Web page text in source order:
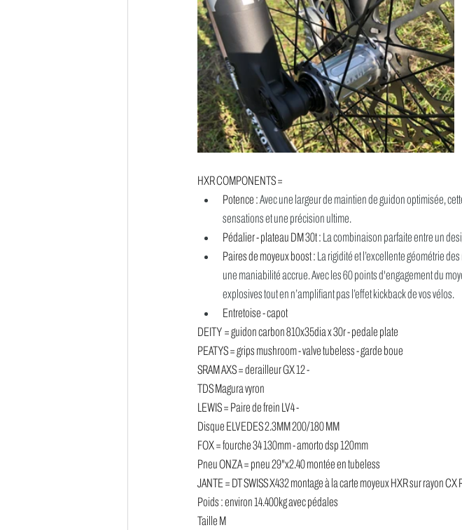
HXR COMPONENTS =
Potence : Avec une largeur de maintien de guidon optimisée,
sensations et une précision ultime.
Pédalier - plateau DM 30t : La combinaison parfaite entre un
Paires de moyeux boost : La rigidité et l’excellente géométrie
une maniabilité accrue. Avec les 60 points d'engagement du
explosives tout en n’amplifiant pas l’effet kickback de vos vélos.
Entretoise - capot
DEITY = guidon carbon 810x35dia x 30r - pedale plate
PEATYS = grips mushroom - valve tubeless - garde boue
SRAM AXS = derailleur GX 12 -
TDS Magura vyron
LEWIS = Paire de frein LV4 -
Disque ELVEDES 2.3MM 200/180 MM
FOX = fourche 34 130mm - amorto dsp 120mm
Pneu ONZA = pneu 29"x2.40 montée en tubeless
JANTE = DT SWISS X432 montage à la carte moyeux HXR sur rayon CX
Poids : environ 14.400kg avec pédales
Taille M